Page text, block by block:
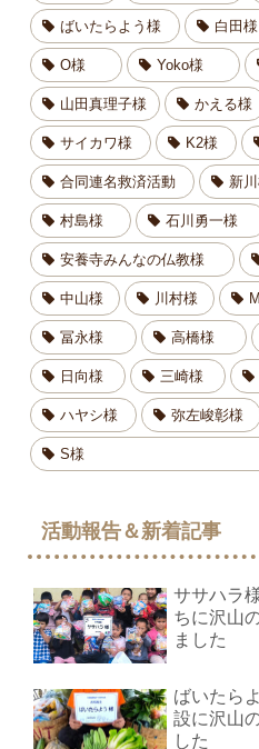
ばいたらよう様 白田様
O様 Yoko様
山田真理子様 かえる様
サイカワ様 K2様
合同連名救済活動 新
村島様 石川勇一様
安養寺みんなの仏教様
中山様 川村様
冨永様 高橋様
日向様 三崎様
ハヤシ様 弥左峻彰様
S様
活動報告＆新着記事
ササハラ
ちに沢山
ました
ばいたら
設に沢山
した